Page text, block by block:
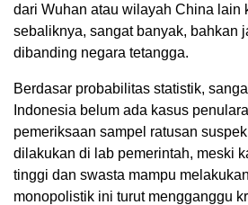
dari Wuhan atau wilayah China lain
sebaliknya, sangat banyak, bahkan
dibanding negara tetangga.
Berdasar probabilitas statistik,
Indonesia belum ada kasus
pemeriksaan sampel ratusan
dilakukan di lab pemerintah, meski
tinggi dan swasta mampu
monopolistik ini turut mengganggu